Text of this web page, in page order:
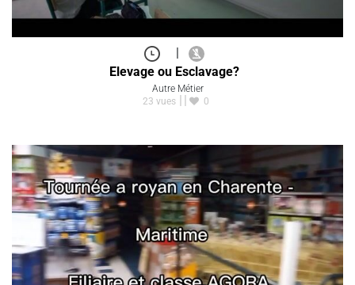
|
Elevage ou Esclavage?
Autre Métier
23 vues
0